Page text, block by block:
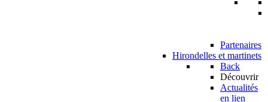
Partenaires
Hirondelles et martinets
Back
Découvrir
Actualités
en lien